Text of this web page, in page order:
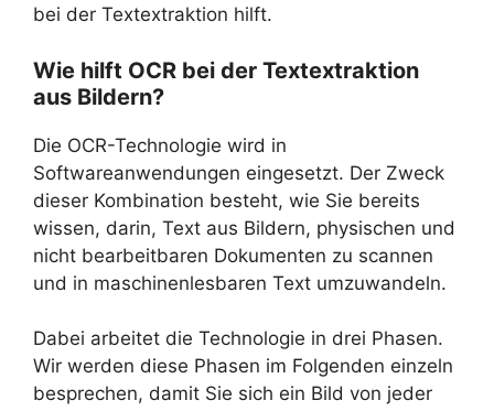
bei der Textextraktion hilft.
Wie hilft OCR bei der Textextraktion
aus Bildern?
Die OCR-Technologie wird in
Softwareanwendungen eingesetzt. Der Zweck
dieser Kombination besteht, wie Sie bereits
wissen, darin, Text aus Bildern, physischen und
nicht bearbeitbaren Dokumenten zu scannen
und in maschinenlesbaren Text umzuwandeln.
Dabei arbeitet die Technologie in drei Phasen.
Wir werden diese Phasen im Folgenden einzeln
besprechen, damit Sie sich ein Bild von jeder